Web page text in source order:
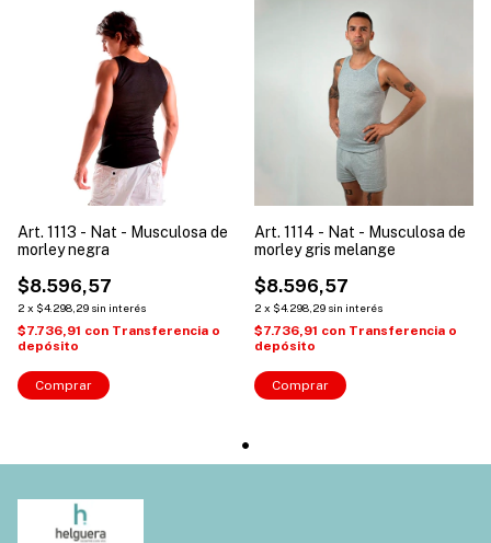
Art. 1113 - Nat - Musculosa de
morley negra
$8.596,57
2 x $4.298,29 sin interés
$7.736,91 con Transferencia o
depósito
Comprar
Art. 1114 - Nat - Musculosa de
morley gris melange
$8.596,57
2 x $4.298,29 sin interés
$7.736,91 con Transferencia o
depósito
Comprar